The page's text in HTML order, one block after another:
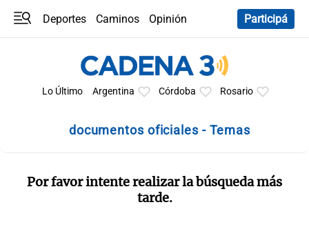
Deportes Caminos
Opinión
Participá
Lo Último Argentina Córdoba Rosario
documentos oficiales - Temas
Por favor intente realizar la búsqueda más
tarde.